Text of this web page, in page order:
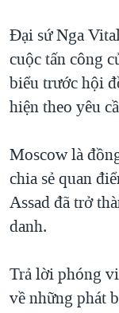
Đại sứ Nga
cuộc tấn công
biểu trước hội
hiện theo yêu
Moscow là
chia sẻ quan
Assad đã trở
danh.
Trả lời phóng
về những phát